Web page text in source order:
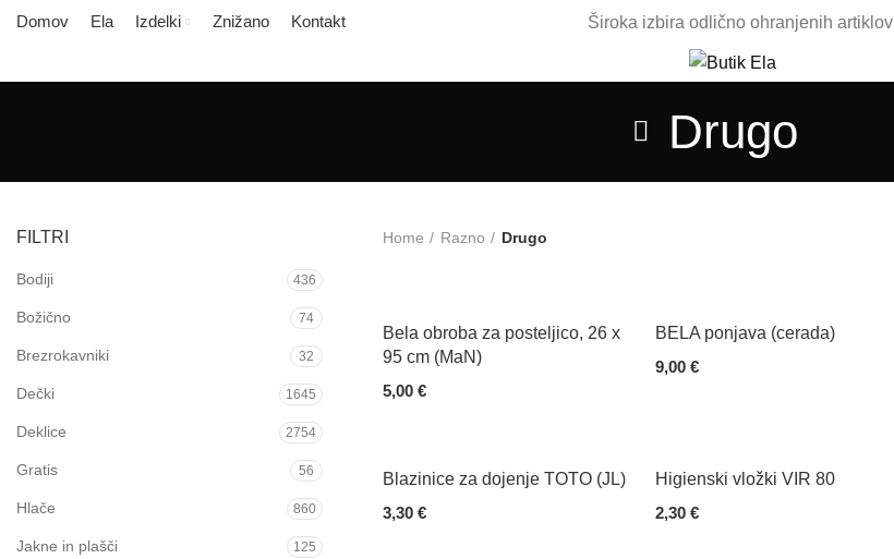
Domov Ela Izdelki Znižano Kontakt Široka izbira odlično ohranjenih artiklov
Drugo
FILTRI
Bodiji 436
Božično 74
Brezrokavniki 32
Dečki 1645
Deklice 2754
Gratis 56
Hlače 860
Jakne in plašči 125
Home Razno Drugo
Bela obroba za posteljico, 26 x
95 cm (MaN)
5,00 €
BELA ponjava (cerada)
9,00 €
Blazinice za dojenje TOTO (JL)
3,30 €
Higienski vložki VIR 80
2,30 €